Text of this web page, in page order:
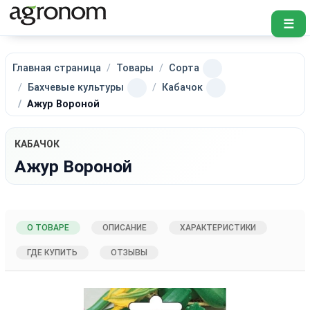
☰
Главная страница Товары
Сорта
Бахчевые культуры
Кабачок
Ажур Вороной
КАБАЧОК
Ажур Вороной
О ТОВАРЕ ОПИСАНИЕ ХАРАКТЕРИСТИКИ
ГДЕ КУПИТЬ ОТЗЫВЫ